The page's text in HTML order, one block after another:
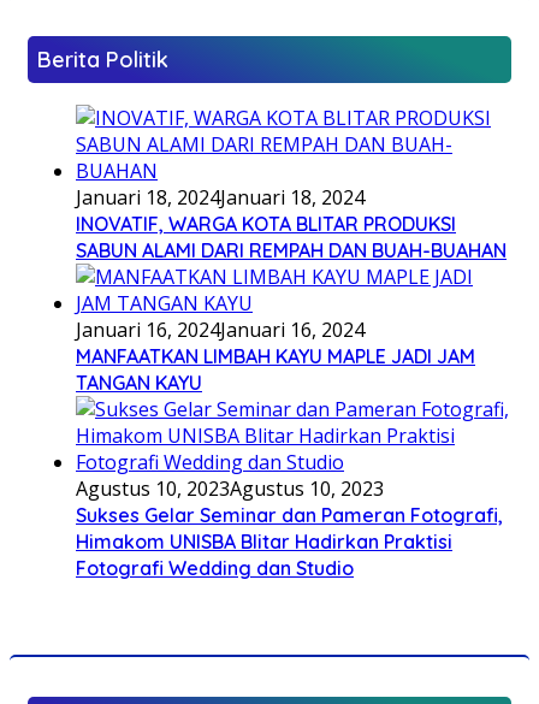
Berita Politik
Januari 18, 2024Januari 18, 2024
INOVATIF, WARGA KOTA BLITAR PRODUKSI
SABUN ALAMI DARI REMPAH DAN BUAH-BUAHAN
Januari 16, 2024Januari 16, 2024
MANFAATKAN LIMBAH KAYU MAPLE JADI JAM
TANGAN KAYU
Agustus 10, 2023Agustus 10, 2023
Sukses Gelar Seminar dan Pameran Fotografi,
Himakom UNISBA Blitar Hadirkan Praktisi
Fotografi Wedding dan Studio